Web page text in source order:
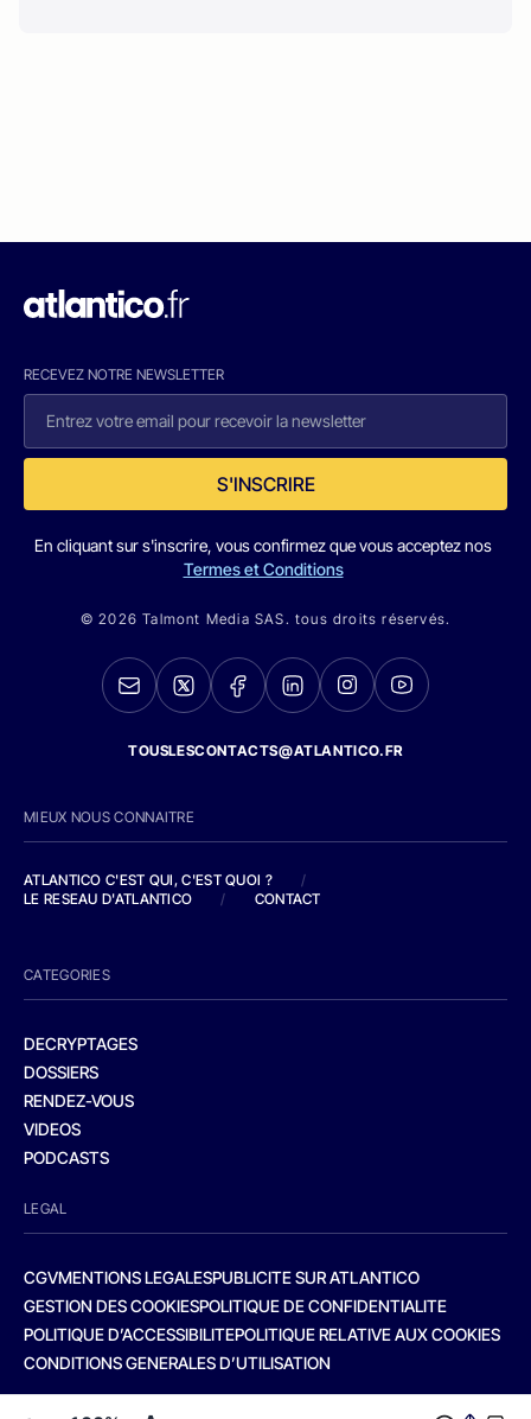
RECEVEZ NOTRE NEWSLETTER
S'INSCRIRE
En cliquant sur s'inscrire, vous confirmez que vous acceptez nos
Termes et Conditions
© 2026 Talmont Media SAS. tous droits réservés.
TOUSLESCONTACTS@ATLANTICO.FR
MIEUX NOUS CONNAITRE
ATLANTICO C'EST QUI, C'EST QUOI ?
/
LE RESEAU D'ATLANTICO
/ CONTACT
CATEGORIES
DECRYPTAGES
DOSSIERS
RENDEZ-VOUS
VIDEOS
PODCASTS
LEGAL
CGVMENTIONS LEGALESPUBLICITE SUR ATLANTICO
GESTION DES COOKIESPOLITIQUE DE CONFIDENTIALITE
POLITIQUE D’ACCESSIBILITEPOLITIQUE RELATIVE AUX COOKIES
CONDITIONS GENERALES D’UTILISATION